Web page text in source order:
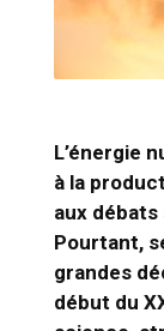
L’énergie
à la
aux
Pourtant,
grandes
début du